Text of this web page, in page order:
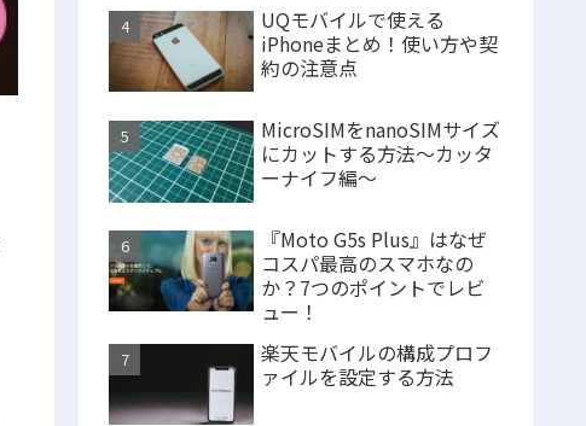
UQモバイルで使える
iPhoneまとめ！使い方や契
約の注意点
MicroSIMをnanoSIMサイズ
にカットする方法〜カッタ
ーナイフ編〜
『Moto G5s Plus』はなぜ
コスパ最高のスマホなの
か？7つのポイントでレビ
ュー！
楽天モバイルの構成プロフ
ァイルを設定する方法